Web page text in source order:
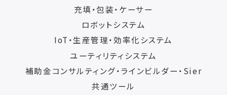
充填・包装・ケーサー
ロボットシステム
IoT・生産管理・効率化システム
ユーティリティシステム
補助金コンサルティング・ラインビルダー・Sier
共通ツール